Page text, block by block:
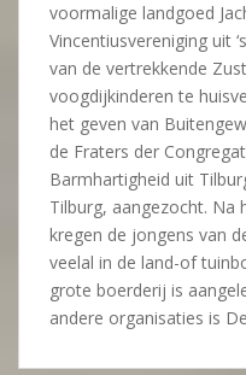
voormalige landgoed
Vincentiusvereniging uit
van de vertrekkende
voogdijkinderen te
het geven van
de Fraters der
Barmhartigheid uit
Tilburg, aangezocht. Na
kregen de jongens van
veelal in de land-of
grote boerderij is
andere organisaties is